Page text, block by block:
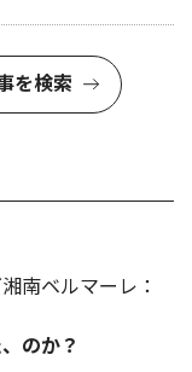
を検索
南ベルマーレ：
のか？